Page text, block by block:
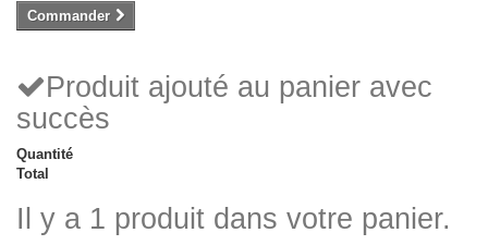
Commander
Produit ajouté au panier avec
succès
Quantité
Total
Il y a 1 produit dans votre panier.